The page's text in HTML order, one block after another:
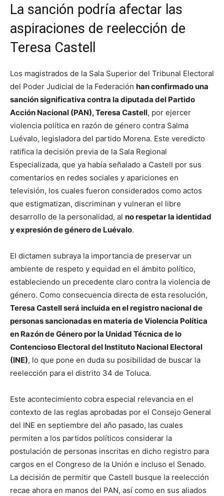
La sanción podría afectar las
aspiraciones de reelección de
Teresa Castell
Los magistrados de la Sala Superior del Tribunal Electoral
del Poder Judicial de la Federación han confirmado una
sanción significativa contra la diputada del Partido
Acción Nacional (PAN), Teresa Castell, por ejercer
violencia política en razón de género contra Salma
Luévalo, legisladora del partido Morena. Este veredicto
ratifica la decisión previa de la Sala Regional
Especializada, que ya había señalado a Castell por sus
comentarios en redes sociales y apariciones en
televisión, los cuales fueron considerados como actos
que estigmatizan, discriminan y vulneran el libre
desarrollo de la personalidad, al no respetar la identidad
y expresión de género de Luévalo.
El dictamen subraya la importancia de preservar un
ambiente de respeto y equidad en el ámbito político,
estableciendo un precedente claro contra la violencia de
género. Como consecuencia directa de esta resolución,
Teresa Castell será incluida en el registro nacional de
personas sancionadas en materia de Violencia Política
en Razón de Género por la Unidad Técnica de lo
Contencioso Electoral del Instituto Nacional Electoral
(INE), lo que pone en duda su posibilidad de buscar la
reelección para el distrito 34 de Toluca.
Este acontecimiento cobra especial relevancia en el
contexto de las reglas aprobadas por el Consejo General
del INE en septiembre del año pasado, las cuales
permiten a los partidos políticos considerar la
postulación de personas inscritas en dicho registro para
cargos en el Congreso de la Unión e incluso el Senado.
La decisión de permitir que Castell busque la reelección
recae ahora en manos del PAN, así como en sus aliados